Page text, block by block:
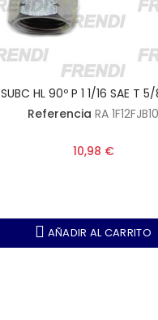
SUBC HL 90º P 1 1/16 SAE T
Referencia RA 1F12FJB10
10,98 €
AÑADIR AL CARRITO